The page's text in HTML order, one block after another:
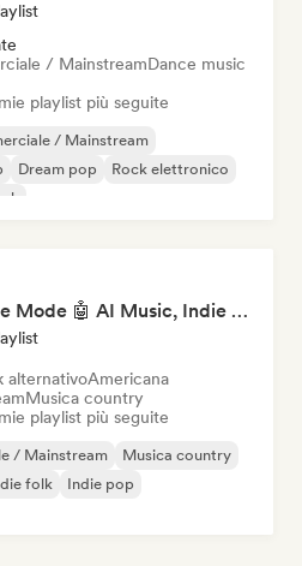
/ MainstreamDance music
playlist più seguite
/ Mainstream
Dream pop
Rock elettronico
Pop Machine Mode 🤖 AI Music, Indie Pop & Dream Pop
alternativoAmericana
Musica country
playlist più seguite
/ Mainstream
Musica country
folk
Indie pop